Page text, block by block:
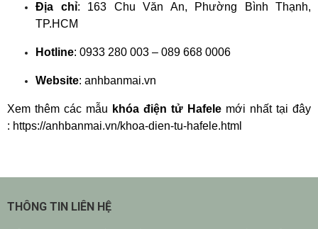
Địa chỉ: 163 Chu Văn An, Phường Bình Thạnh,
TP.HCM
Hotline: 0933 280 003 – 089 668 0006
Website: anhbanmai.vn
Xem thêm các mẫu khóa điện tử Hafele mới nhất tại đây
: https://anhbanmai.vn/khoa-dien-tu-hafele.html
THÔNG TIN LIÊN HỆ